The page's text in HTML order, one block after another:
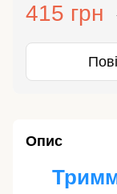
415 грн
Опис